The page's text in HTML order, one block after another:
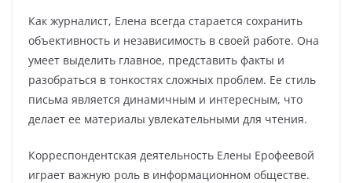
Как журналист, Елена всегда старается сохранить
объективность и независимость в своей работе. Она
умеет выделить главное, представить факты и
разобраться в тонкостях сложных проблем. Ее стиль
письма является динамичным и интересным, что
делает ее материалы увлекательными для чтения.
Корреспондентская деятельность Елены Ерофеевой
играет важную роль в информационном обществе.